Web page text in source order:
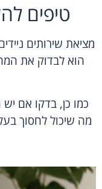
טיפים
מציאת שירותים
הוא לבדוק את
כמו כן, בדקו אם יש
מה שיכול לחסוך